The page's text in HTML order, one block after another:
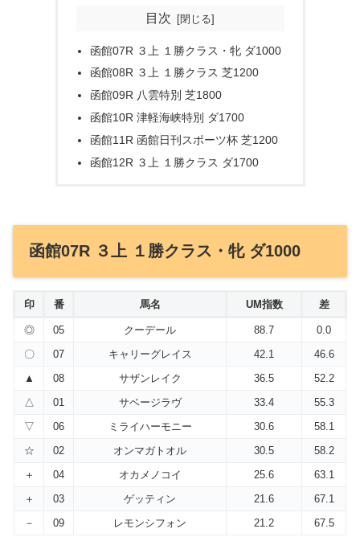
目次
函館07R ３上 １勝クラス・牝 ダ1000
函館08R ３上 １勝クラス 芝1200
函館09R 八雲特別 芝1800
函館10R 津軽海峡特別 ダ1700
函館11R 函館日刊スポーツ杯 芝1200
函館12R ３上 １勝クラス ダ1700
函館07R ３上 １勝クラス・牝 ダ1000
印 番 馬名 UM指数 差
◎ 05 クーデール 88.7
0.0
〇
07 キャリーグレイス 42.1
46.6
▲
08 サザンレイク 36.5
52.2
△
01 サベージラヴ 33.4
55.3
▽
06 ミライハーモニー 30.6
58.1
☆
02 オンマガトオル 30.5
58.2
＋
04 オカメノコイ 25.6
63.1
＋
03 ゲッティン 21.6
67.1
－
09 レモンシフォン 21.2 67.5